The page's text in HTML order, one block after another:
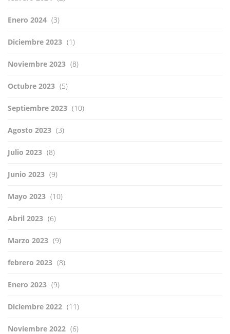
Enero 2024 (3)
Diciembre 2023 (1)
Noviembre 2023 (8)
Octubre 2023 (5)
Septiembre 2023 (10)
Agosto 2023 (3)
Julio 2023 (8)
Junio 2023 (9)
Mayo 2023 (10)
Abril 2023 (6)
Marzo 2023 (9)
febrero 2023 (8)
Enero 2023 (9)
Diciembre 2022 (11)
Noviembre 2022 (6)